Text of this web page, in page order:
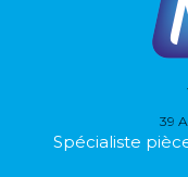
39
Spécialiste